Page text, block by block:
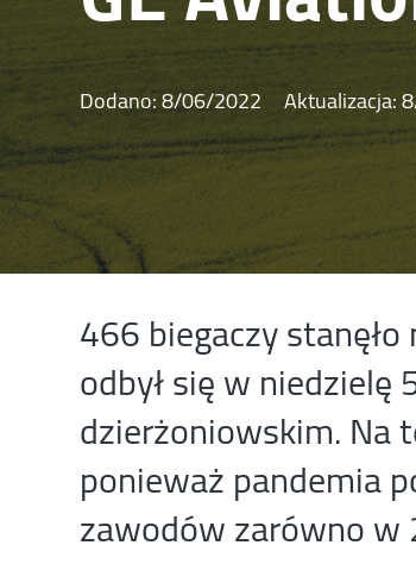
Dodano:8/06/2022 Aktualizacja:
466 biegaczy
odbył się w
dzierżoniowskim. Na
ponieważ pandemia
zawodów zarówno